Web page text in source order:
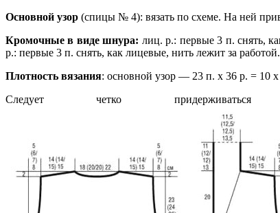
Основной узор (спицы № 4): вязать по схеме. На ней
Кромочные в виде шнура: лиц. р.: первые 3 п. снять,
р.: первые 3 п. снять, как лицевые, нить лежит за
Плотность вязания: основной узор — 23 п. х 36 р. = 10
Следует четко